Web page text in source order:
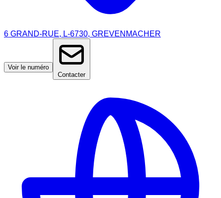
6 GRAND-RUE, L-6730, GREVENMACHER
Voir le numéro
Contacter